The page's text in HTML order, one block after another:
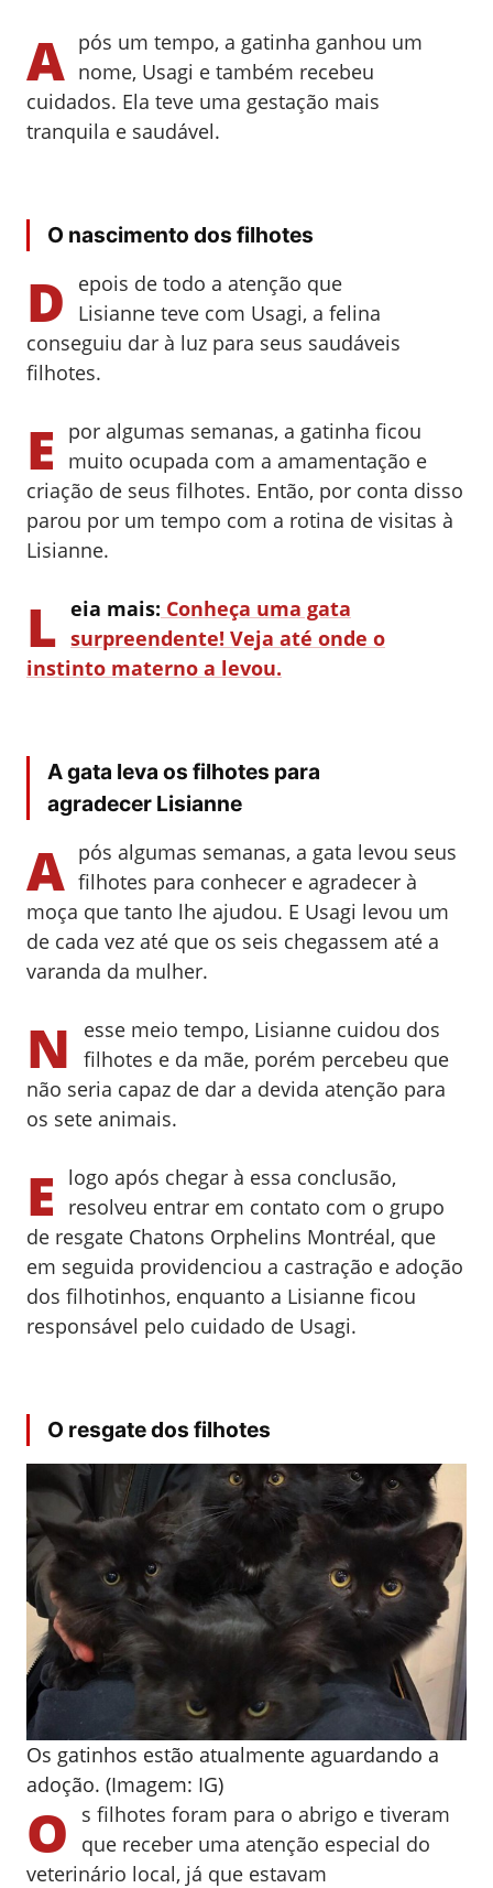
A pós um tempo, a gatinha ganhou um
nome, Usagi e também recebeu
cuidados. Ela teve uma gestação mais
tranquila e saudável.
O nascimento dos filhotes
D
epois de todo a atenção que
Lisianne teve com Usagi, a felina
conseguiu dar à luz para seus saudáveis
filhotes.
E
por algumas semanas, a gatinha ficou
muito ocupada com a amamentação e
criação de seus filhotes. Então, por conta disso
parou por um tempo com a rotina de visitas à
Lisianne.
L eia mais: Conheça uma gata
surpreendente! Veja até onde o
instinto materno a levou.
A gata leva os filhotes para
agradecer Lisianne
A pós algumas semanas, a gata levou seus
filhotes para conhecer e agradecer à
moça que tanto lhe ajudou. E Usagi levou um
de cada vez até que os seis chegassem até a
varanda da mulher.
N esse meio tempo, Lisianne cuidou dos
filhotes e da mãe, porém percebeu que
não seria capaz de dar a devida atenção para
os sete animais.
E
logo após chegar à essa conclusão,
resolveu entrar em contato com o grupo
de resgate Chatons Orphelins Montréal, que
em seguida providenciou a castração e adoção
dos filhotinhos, enquanto a Lisianne ficou
responsável pelo cuidado de Usagi.
O resgate dos filhotes
Os gatinhos estão atualmente aguardando a
adoção. (Imagem: IG)
O
s filhotes foram para o abrigo e tiveram
que receber uma atenção especial do
veterinário local, já que estavam